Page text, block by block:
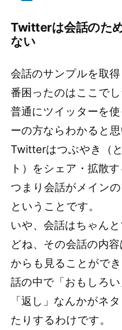
Twitterは会話のた
ない
会話のサンプルを取
番困ったのはここでし
普通にツイッターを
ーの方ならわかると思
Twitterはつぶやき（
ト）をシェア・拡散
つまり 会話がメイン
ということです。
いや、会話はちゃん
どね、その会話の内
からも見ることがで
話の中で「おもしろ
「返し」なんかがネ
たりするわけです。